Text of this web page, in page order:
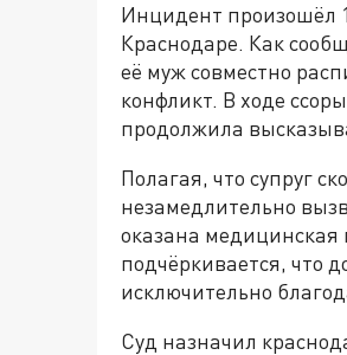
Инцидент произошёл
Краснодаре. Как
её муж совместно
конфликт. В ходе
продолжила
Полагая, что супруг
незамедлительно
оказана
подчёркивается, что
исключительно
Суд назначил